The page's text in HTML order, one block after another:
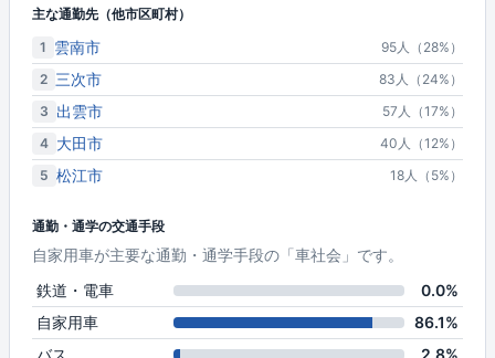
主な通勤先（他市区町村）
1 雲南市
95人（28%）
2 三次市
83人（24%）
3 出雲市
57人（17%）
4 大田市
40人（12%）
5 松江市 18人（5%）
通勤・通学の交通手段
自家用車が主要な通勤・通学手段の「車社会」です。
鉄道・電車
0.0%
自家用車
86.1%
バス
2.8%